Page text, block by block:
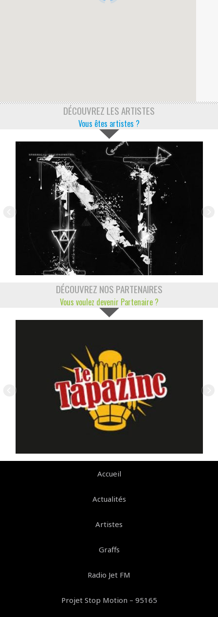
DÉCOUVREZ LES ARTISTES
Vous êtes artistes ?
DÉCOUVREZ NOS PARTENAIRES
Vous voulez devenir Partenaire ?
Accueil
Actualités
Artistes
Graffs
Radio Jet FM
Projet Stop Motion – 95165